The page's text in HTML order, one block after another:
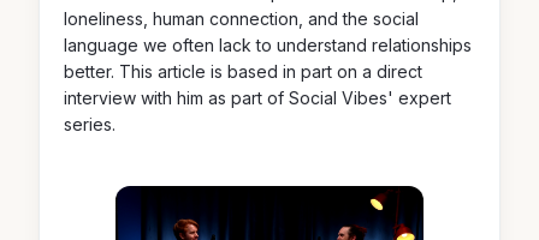
loneliness, human connection, and the social
language we often lack to understand relationships
better. This article is based in part on a direct
interview with him as part of Social Vibes' expert
series.